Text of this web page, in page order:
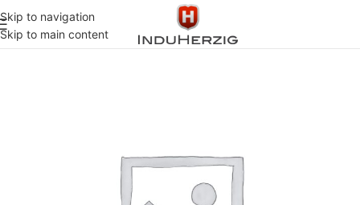
Skip to navigation
Skip to main content
Inicio Industrial BOMBAS NEUMATICAS